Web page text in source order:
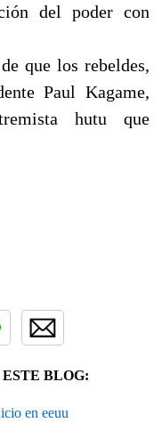
del poder con
que los rebeldes,
Paul Kagame,
hutu que
BLOG:
en eeuu